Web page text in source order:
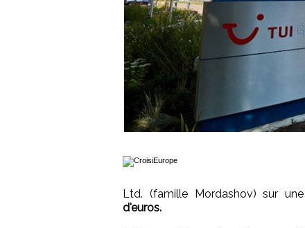
Ltd. (famille Mordashov) sur une
d'euros.